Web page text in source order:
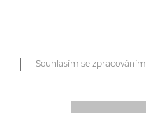
Souhlasím se zpracováním